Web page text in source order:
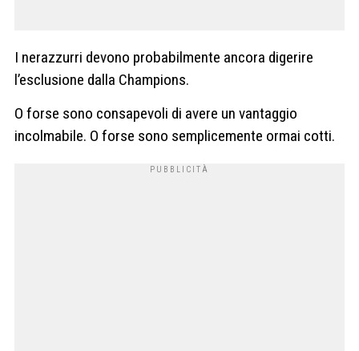
I nerazzurri devono probabilmente ancora digerire
l’esclusione dalla Champions.
O forse sono consapevoli di avere un vantaggio
incolmabile. O forse sono semplicemente ormai cotti.